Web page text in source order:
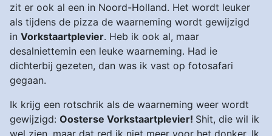
zit er ook al een in Noord-Holland. Het wordt leuker
als tijdens de pizza de waarneming wordt gewijzigd
in Vorkstaartplevier. Heb ik ook al, maar
desalniettemin een leuke waarneming. Had ie
dichterbij gezeten, dan was ik vast op fotosafari
gegaan.
Ik krijg een rotschrik als de waarneming weer wordt
gewijzigd: Oosterse Vorkstaartplevier! Shit, die wil ik